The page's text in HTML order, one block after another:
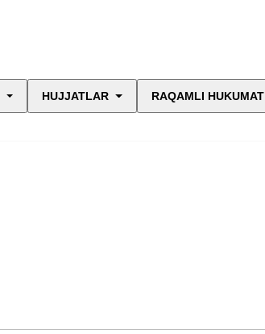
HUJJATLAR RAQAMLI HUKUMAT